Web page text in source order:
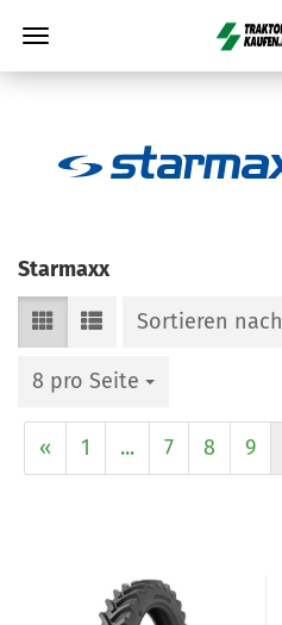
Starmaxx
Sortieren nach
8 pro Seite
« 1 ... 7 8 9